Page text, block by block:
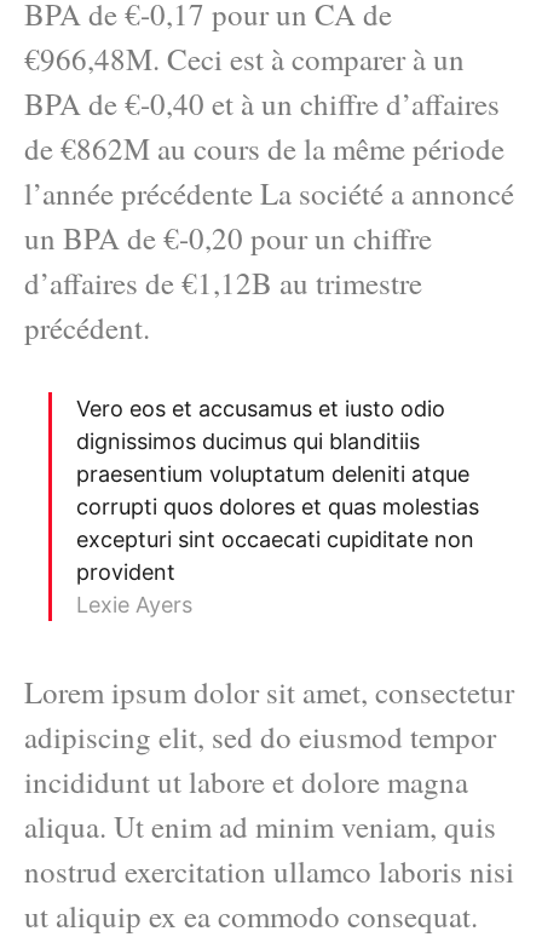
BPA de €-0,17 pour un CA de
€966,48M. Ceci est à comparer à un
BPA de €-0,40 et à un chiffre d’affaires
de €862M au cours de la même période
l’année précédente La société a annoncé
un BPA de €-0,20 pour un chiffre
d’affaires de €1,12B au trimestre
précédent.
Vero eos et accusamus et iusto odio
dignissimos ducimus qui blanditiis
praesentium voluptatum deleniti atque
corrupti quos dolores et quas molestias
excepturi sint occaecati cupiditate non
provident
Lexie Ayers
Lorem ipsum dolor sit amet, consectetur
adipiscing elit, sed do eiusmod tempor
incididunt ut labore et dolore magna
aliqua. Ut enim ad minim veniam, quis
nostrud exercitation ullamco laboris nisi
ut aliquip ex ea commodo consequat.